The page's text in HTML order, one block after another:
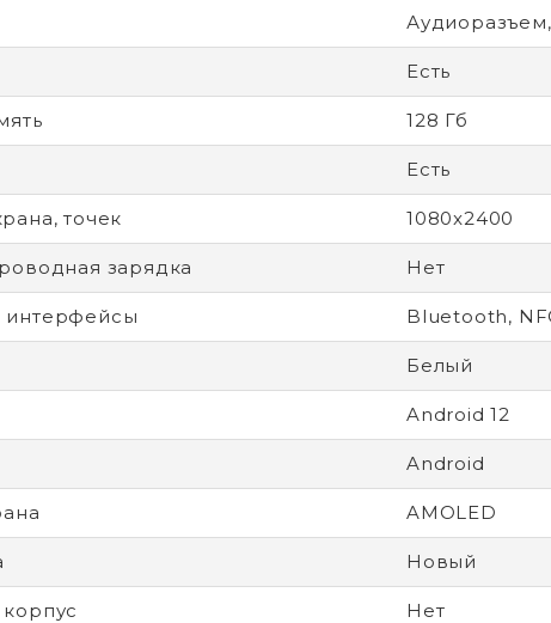
Есть
128 Гб
Есть
точек 1080x2400
зарядка Нет
Bluetooth,
Белый
Android 12
Android
AMOLED
Новый
Нет